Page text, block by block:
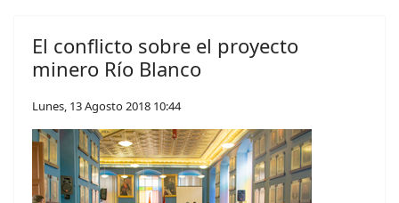
El conflicto sobre el proyecto
minero Río Blanco
Lunes, 13 Agosto 2018 10:44